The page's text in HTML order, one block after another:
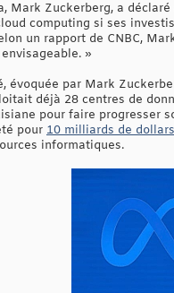
Mark Zuckerberg, a
computing si ses
un rapport de CNBC,
»
évoquée par Mark
déjà 28 centres de
pour faire progresser
pour 10 milliards de
informatiques.